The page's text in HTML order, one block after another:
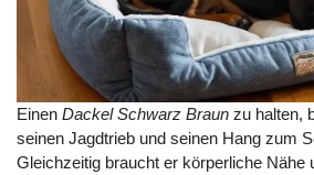
Einen Dackel Schwarz Braun zu halten,
seinen Jagdtrieb und seinen Hang zum
Gleichzeitig braucht er körperliche Nähe